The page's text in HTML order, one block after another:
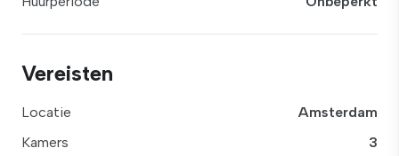
Vereisten
Locatie
Amsterdam
Kamers
3